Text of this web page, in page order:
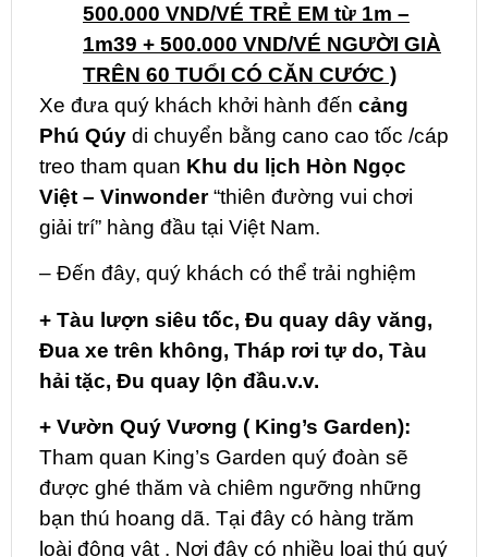
500.000 VND/VÉ TRẺ EM từ 1m –
1m39 + 500.000 VND/VÉ NGƯỜI GIÀ
TRÊN 60 TUỔI CÓ CĂN CƯỚC )
Xe đưa quý khách khởi hành đến cảng
Phú Qúy di chuyển bằng cano cao tốc /cáp
treo tham quan Khu du lịch Hòn Ngọc
Việt – Vinwonder“thiên đường vui chơi
giải trí” hàng đầu tại Việt Nam.
– Đến đây, quý khách có thể trải nghiệm
+ Tàu lượn siêu tốc, Đu quay dây văng,
Đua xe trên không, Tháp rơi tự do, Tàu
hải tặc, Đu quay lộn đầu.v.v.
+ Vườn Quý Vương ( King’s Garden):
Tham quan King’s Garden quý đoàn sẽ
được ghé thăm và chiêm ngưỡng những
bạn thú hoang dã. Tại đây có hàng trăm
loài động vật . Nơi đây có nhiều loại thú quý